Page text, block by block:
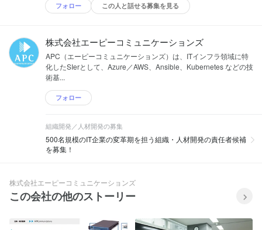
フォロー この人と話せる募集を見る
株式会社エーピーコミュニケーションズ
APC（エーピーコミュニケーションズ）は、ITインフラ領域に特
化したSIerとして、Azure／AWS、Ansible、Kubernetes などの技
術基...
フォロー
組織開発／人材開発の募集
500名規模のIT企業の変革期を担う組織・人材開発の責任者候補
を募集！
株式会社エーピーコミュニケーションズ
この会社の他のストーリー